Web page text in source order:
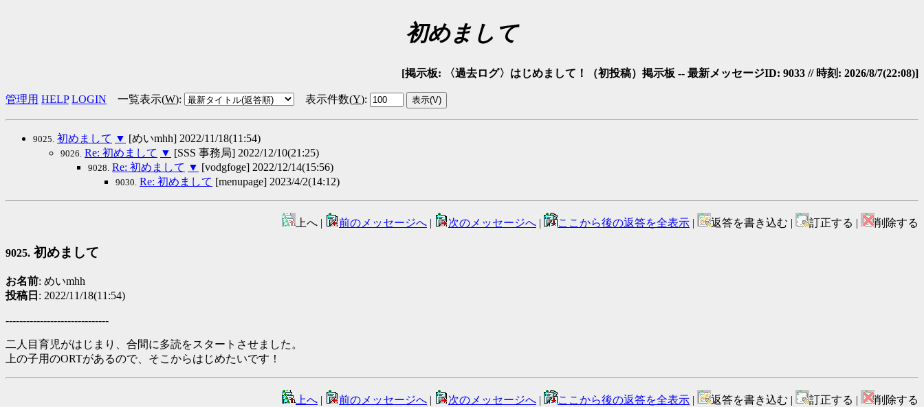
初めまして
[掲示板: 〈過去ログ〉はじめまして！（初投稿）掲示板 -- 最新メッセージID: 9033 // 時刻: 2026/8/7(22:08)]
管理用 HELP LOGIN 一覧表示(W): 表示件数(Y):
9025. 初めまして ▼ [めいmhh] 2022/11/18(11:54)
9026. Re: 初めまして ▼ [SSS 事務局] 2022/12/10(21:25)
9028. Re: 初めまして ▼ [vodgfoge] 2022/12/14(15:56)
9030. Re: 初めまして [menupage] 2023/4/2(14:12)
上へ | 前のメッセージへ | 次のメッセージへ | ここから後の返答を全表示 | 返答を書き込む | 訂正する | 削除する
9025. 初めまして
お名前: めいmhh
投稿日 : 2022/11/18(11:54)
------------------------------
二人目育児がはじまり、合間に多読をスタートさせました。
上の子用のORTがあるので、そこからはじめたいです！
上へ 前のメッセージへ 次のメッセージへ ここから後の返答を全表示 返答を書き込む | 訂正する | 削除する